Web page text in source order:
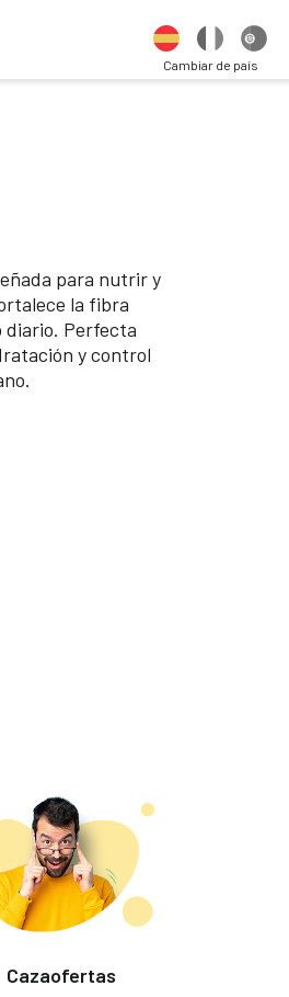
Cambiar de país
para nutrir y
la fibra
diario. Perfecta
y control
Cazaofertas